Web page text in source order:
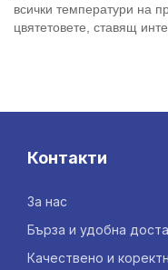
всички температури на
цвятетовете, ставящ
Контакти
За нас
Бърза и удобна
Качествено и